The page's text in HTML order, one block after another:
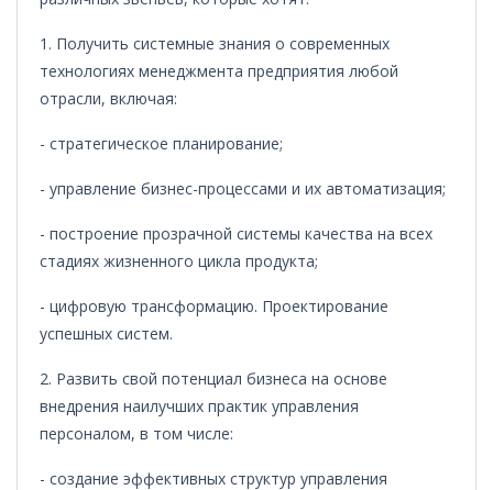
1. Получить системные знания о современных
технологиях менеджмента предприятия любой
отрасли, включая:
- стратегическое планирование;
- управление бизнес-процессами и их автоматизация;
- построение прозрачной системы качества на всех
стадиях жизненного цикла продукта;
- цифровую трансформацию. Проектирование
успешных систем.
2. Развить свой потенциал бизнеса на основе
внедрения наилучших практик управления
персоналом, в том числе:
- создание эффективных структур управления